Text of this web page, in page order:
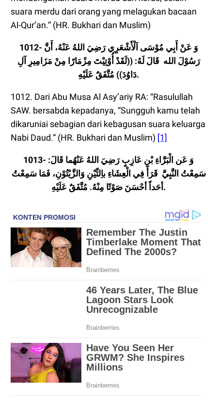
suara merdu dari orang yang melagukan bacaan
Al-Qur’an.” (HR. Bukhari dan Muslim)
1012- وَ عَنْ أَبِي مُوْسَى اَلْأَشْعَرِِي رَضِيَ اللهُ عَنْهُ، أَنَّ
رَسُوْلَ الله قَالَ لَهُ: ((لَقَدْ أُوْتِيْتَ مِزْمَارًا مِنْ مَزَامِيرِ آلِ
دَاوُدَ)) مُتَّفَقٌ عَلَيْهِ.
1012. Dari Abu Musa Al Asy’ariy RA: “Rasulullah
SAW. bersabda kepadanya, “Sungguh kamu telah
dikaruniai sebagian dari kebagusan suara keluarga
Nabi Daud.“ (HR. Bukhari dan Muslim) [1]
1013- وَ عَن الْبَرَّاءِ بْنِ عَازِبٍ رَضِيَ اللهُ عَنْهُما قَالَ:
سَمِعْتُ النَّبِيَّ قَرَأَ فِي الْعِشَاءِ باِلتِّيْنِ وَالزَّيْتُوْنِ، فَمَا سَمِعْتُ
أحَداً أحْسَنَ صَوْتًا مِنْهُ. مُتَّفَقٌ عَلَيْهِ.